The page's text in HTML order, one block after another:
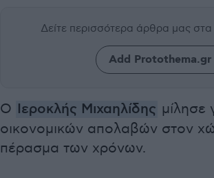
Δείτε περισσότερα άρθρα μας
Add Protothema.gr
Ο Ιεροκλής Μιχαηλίδης μίλησε
οικονομικών απολαβών στον
πέρασμα των χρόνων.